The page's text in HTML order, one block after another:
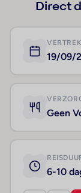
Direct
19/09/
Geen
6-10